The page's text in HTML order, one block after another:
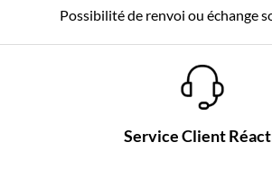
Possibilité de renvoi ou échange
Service Client